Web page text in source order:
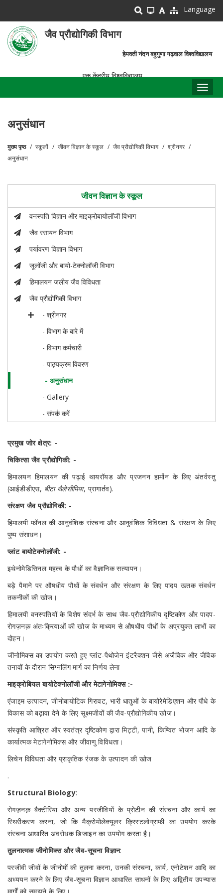
main
content
Language
जैव प्रौद्योगिकी विभाग
हेमवती नंदन बहुगुणा गढ़वाल विश्वविद्यालय
एक केंद्रीय विश्वविद्यालय
अनुसंधान
पग
मुख्य पृष्ठ स्कूलों जीवन विज्ञान के स्कूल जैव प्रौद्योगिकी विभाग
श्रीनगर
अनुसंधान
जीवन विज्ञान के स्कूल
वनस्पति विज्ञान और माइक्रोबायोलॉजी विभाग
जैव रसायन विभाग
पर्यावरण विज्ञान विभाग
जूलॉजी और बायो-टेक्नोलॉजी विभाग
हिमालयन जलीय जैव विविधता
जैव प्रौद्योगिकी विभाग
- श्रीनगर
- विभाग के बारे में
- विभाग कर्मचारी
- पाठ्यक्रम विवरण
- अनुसंधान
- Gallery
- संपर्क करें
प्रमुख जोर क्षेत्र: -
चिकित्सा जैव प्रौद्योगिकी: -
हिमालयन हिमालयन की पढ़ाईथायरॉयड और प्रजनन हार्मोन के लिए अंतर्वस्तु
(आईडीडीएस, बीटा थैलेसीमिया, प्रागार्तव).
संरक्षण जैव प्रौद्योगिकी: -
हिमालयी फॉनल की आनुवंशिक संरचना और आनुवंशिक विविधता & संरक्षण के लिए
पुष्प संसाधन।
प्लांट बायोटेक्नोलॉजी: -
इथेनोमेडिसिनल महत्व के पौधों का वैज्ञानिक सत्यापन।
बड़े पैमाने पर औषधीय पौधों के संवर्धन और संरक्षण के लिए पादप ऊतक संवर्धन
तकनीकों की खोज।
हिमालयी वनस्पतियों के विशेष संदर्भ के साथ जैव-प्रौद्योगिकीय दृष्टिकोण और पादप-
रोगज़नक़ अंतःक्रियाओं की खोज के माध्यम से औषधीय पौधों के अप्रयुक्त लाभों का
दोहन।
जीनोमिक्स का उपयोग करते हुए प्लांट-पैथोजेन इंटरैक्शन जैसे अजैविक और जैविक
तनावों के दौरान सिग्नलिंग मार्ग का निर्णय लेना
माइक्रोबियल बायोटेक्नोलॉजी और मेटागेनोमिक्स :-
एंजाइम उत्पादन, जीनोबायोटिक गिरावट, भारी धातुओं के बायोरेमेडिएशन और पौधे के
विकास को बढ़ावा देने के लिए सूक्ष्मजीवों की जैव-प्रौद्योगिकीय खोज।
संस्कृति आश्रित और स्वतंत्र दृष्टिकोण द्वारा मिट्टी, पानी, किण्वित भोजन आदि के
कार्यात्मक मेटागेनोमिक्स और जीवाणु विविधता।
लिचेन विविधता और प्राकृतिक रंजक के उत्पादन की खोज
.
Structural Biology:
रोगज़नक़ बैक्टीरिया और अन्य परजीवियों के प्रोटीन की संरचना और कार्य का
स्थिरीकरण करना, जो कि मैक्रोमोलेक्यूलर क्रिस्टलोग्राफी का उपयोग करके
संरचना आधारित अवरोधक डिजाइन का उपयोग करता है।
तुलनात्मक जीनोमिक्स और जैव-सूचना विज्ञान:
परजीवी जीवों के जीनोमों की तुलना करना, उनकी संरचना, कार्य, एनोटेशन आदि का
अध्ययन करने के लिए जैव-सूचना विज्ञान आधारित साधनों के लिए अद्वितीय उपन्यास